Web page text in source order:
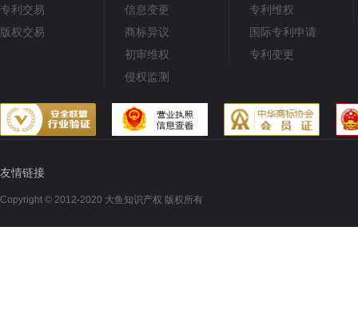
专利交易
版权交易
信息变更
商标异议
初审维权
侵权监测
专利维权
国际专利申请
专利变更
友情链接
Copyright © 2012-2020 大鱼知识产权 版权所有